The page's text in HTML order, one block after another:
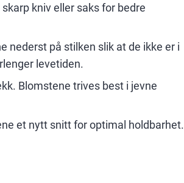
kniv eller saks for bedre
nederst på stilken slik at de ikke er i
levetiden.
Blomstene trives best i jevne
et nytt snitt for optimal holdbarhet.